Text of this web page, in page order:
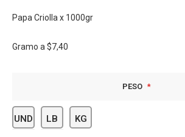
Papa Criolla x 1000gr
Gramo a $7,40
PESO
UND LB KG